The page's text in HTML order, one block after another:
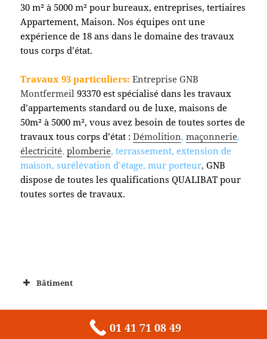
30 m² à 5000 m² pour bureaux, entreprises, tertiaires
Appartement, Maison. Nos équipes ont une
expérience de 18 ans dans le domaine des travaux
tous corps d’état.
Travaux 93 particuliers: Entreprise GNB
Montfermeil 93370 est spécialisé dans les travaux
d’appartements standard ou de luxe, maisons de
50m² à 5000 m², vous avez besoin de toutes sortes de
travaux tous corps d’état : Démolition,maçonnerie,
électricité,plomberie, terrassement, extension de
maison, surélévation d’étage, mur porteur,GNB
dispose de toutes les qualifications QUALIBAT pour
toutes sortes de travaux.
Bâtiment
Fièrement propulsé par WordPress01 41 71 08 49